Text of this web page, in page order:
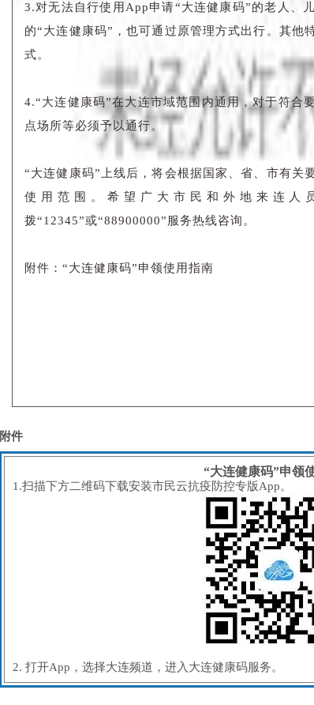
3.对无法自行使用App申请“大连健康码”的老人、
的“大连健康码”，也可通过原管理方式出行。其他
式。
4.“大连健康码”在大连市域范围内通用，对于符合
点场所等必须予以通行。
“大连健康码”上线后，将会根据国家、省、市有关
使用范围。希望广大市民和外地来连人
拨“12345”或“88900000”服务热线咨询。
附件：“大连健康码”申领使用指南
附件
“大连健康码”申领
1.扫描下方二维码下载安装市民云抗疫防控专版App。
2. 打开App，选择大连频道，进入大连健康码服务。